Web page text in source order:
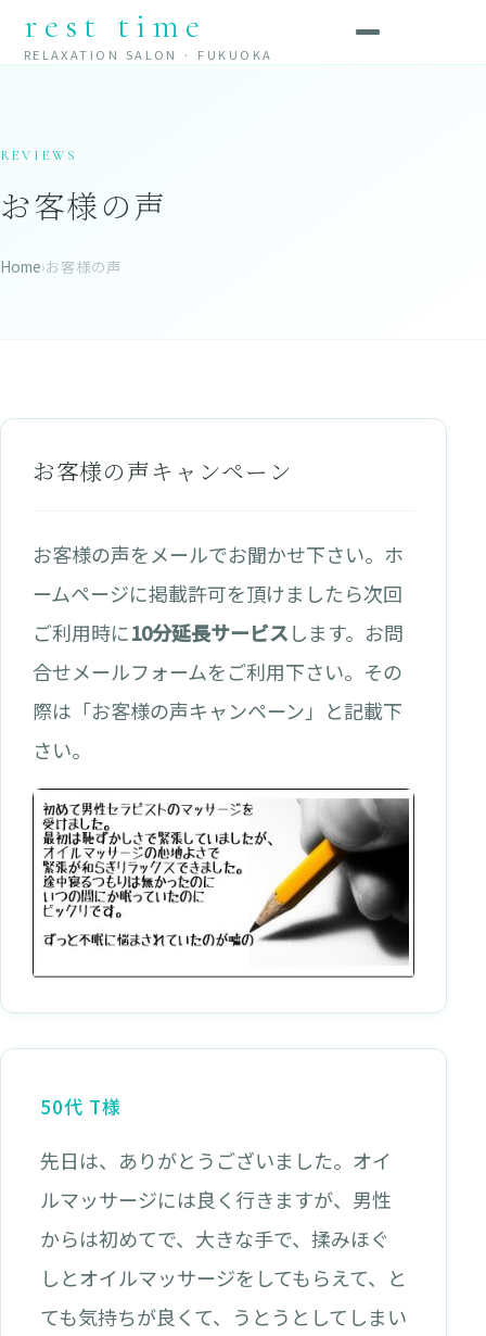
rest time
RELAXATION SALON · FUKUOKA
REVIEWS
お客様の声
Home›お客様の声
お客様の声キャンペーン
お客様の声をメールでお聞かせ下さい。ホ
ームページに掲載許可を頂けましたら次回
ご利用時に10分延長サービスします。お問
合せメールフォームをご利用下さい。その
際は「お客様の声キャンペーン」と記載下
さい。
50代 T様
先日は、ありがとうございました。オイ
ルマッサージには良く行きますが、男性
からは初めてで、大きな手で、揉みほぐ
しとオイルマッサージをしてもらえて、と
ても気持ちが良くて、うとうとしてしまい